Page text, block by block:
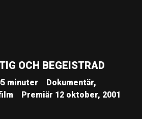
OCH BEGEISTRAD
minuter
Dokumentär,
Premiär 12 oktober, 2001